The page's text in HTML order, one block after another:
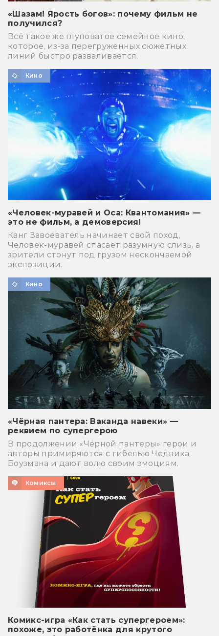
«Шазам! Ярость богов»: почему фильм не
получился?
Всё такое же глуповатое семейное кино,
которое, из-за перегруженных сюжетных
линий быстро разваливается.
Кино
«Человек-муравей и Оса: Квантомания» —
это не фильм, а демоверсия!
Канг Завоеватель начинает свой поход,
Человек-муравей спасает разумную слизь, а
зрители стонут под грузом нескончаемой
экспозиции.
Кино
«Чёрная пантера: Ваканда навеки» —
реквием по супергерою
В продолжении «Чёрной пантеры» герои и
авторы примиряются с гибелью Чедвика
Боузмана и дают волю своим эмоциям.
Комиксы
Комикс-игра «Как стать супергероем»:
похоже, это работёнка для крутого